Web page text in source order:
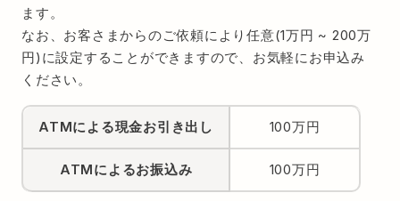
ます。
なお、お客さまからのご依頼により任意(1万円 ~ 200万
円)に設定することができますので、お気軽にお申込み
ください。
ATMによる現金お引き出し 100万円
ATMによるお振込み 100万円